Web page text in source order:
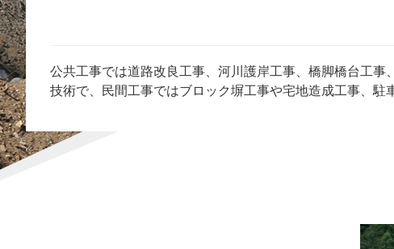
公共工事では道路改良工事、河川護岸工事、橋脚橋台工
技術で、民間工事ではブロック塀工事や宅地造成工事、駐